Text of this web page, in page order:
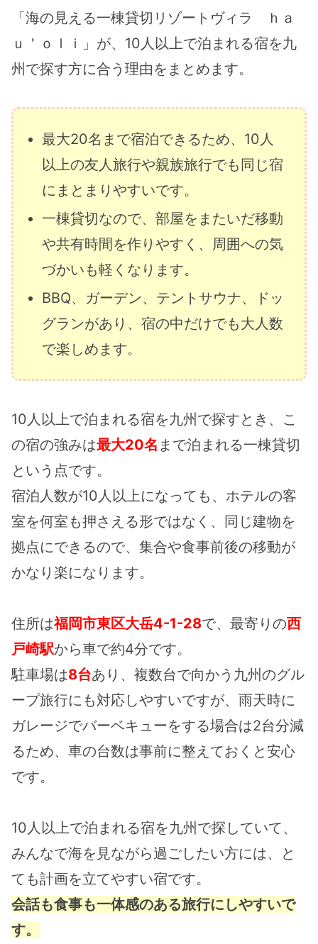
「海の見える一棟貸切リゾートヴィラ ｈａ
ｕ＇ｏｌｉ」が、10人以上で泊まれる宿を九
州で探す方に合う理由をまとめます。
最大20名まで宿泊できるため、10人
以上の友人旅行や親族旅行でも同じ宿
にまとまりやすいです。
一棟貸切なので、部屋をまたいだ移動
や共有時間を作りやすく、周囲への気
づかいも軽くなります。
BBQ、ガーデン、テントサウナ、ドッ
グランがあり、宿の中だけでも大人数
で楽しめます。
10人以上で泊まれる宿を九州で探すとき、こ
の宿の強みは最大20名 まで泊まれる一棟貸切
という点です。
宿泊人数が10人以上になっても、ホテルの客
室を何室も押さえる形ではなく、同じ建物を
拠点にできるので、集合や食事前後の移動が
かなり楽になります。
住所は福岡市東区大岳4-1-28で、最寄りの西
戸崎駅から車で約4分です。
駐車場は8台あり、複数台で向かう九州のグル
ープ旅行にも対応しやすいですが、雨天時に
ガレージでバーベキューをする場合は2台分減
るため、車の台数は事前に整えておくと安心
です。
10人以上で泊まれる宿を九州で探していて、
みんなで海を見ながら過ごしたい方には、と
ても計画を立てやすい宿です。
会話も食事も一体感のある旅行にしやすいで
す。